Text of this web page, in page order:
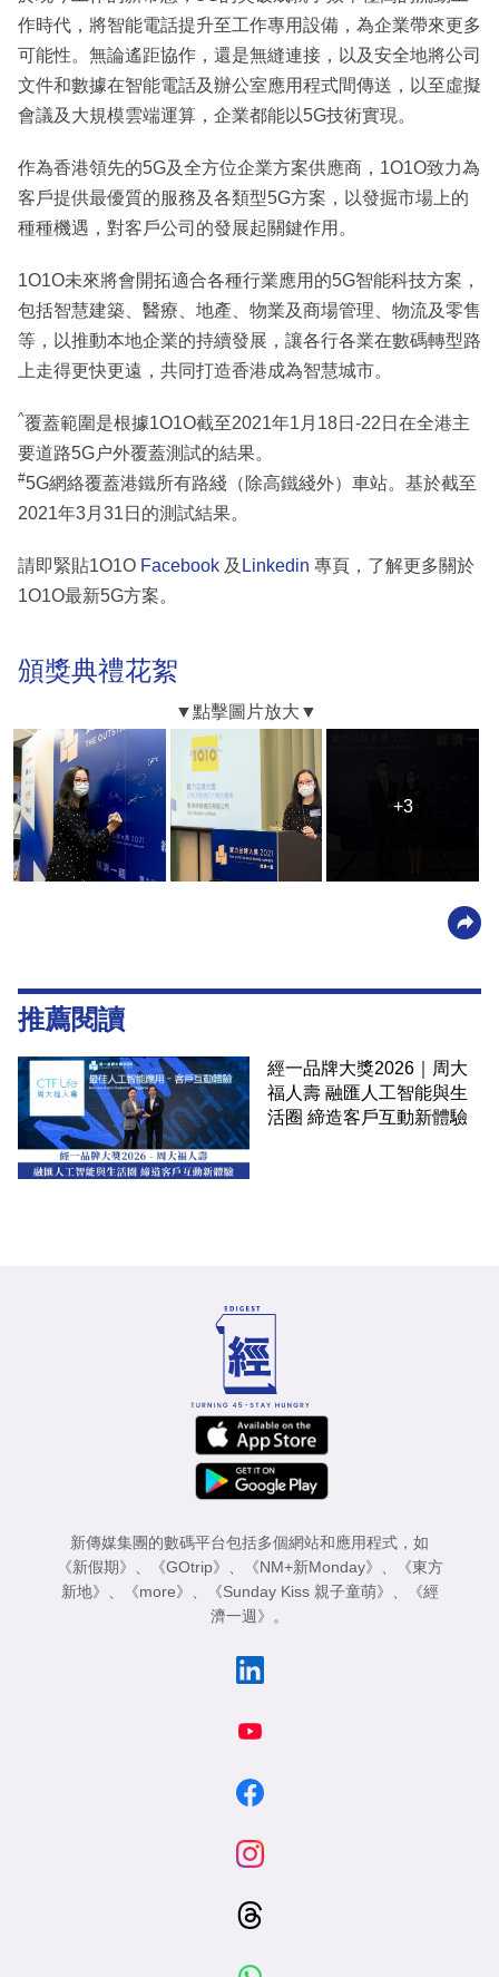
作時代，將智能電話提升至工作專用設備，為企業帶來更多
可能性。無論遙距協作，還是無縫連接，以及安全地將公司
文件和數據在智能電話及辦公室應用程式間傳送，以至虛擬
會議及大規模雲端運算，企業都能以5G技術實現。
作為香港領先的5G及全方位企業方案供應商，1O1O致力為
客戶提供最優質的服務及各類型5G方案，以發掘市場上的
種種機遇，對客戶公司的發展起關鍵作用。
1O1O未來將會開拓適合各種行業應用的5G智能科技方案，
包括智慧建築、醫療、地產、物業及商場管理、物流及零售
等，以推動本地企業的持續發展，讓各行各業在數碼轉型路
上走得更快更遠，共同打造香港成為智慧城市。
^覆蓋範圍是根據1O1O截至2021年1月18日-22日在全港主
要道路5G户外覆蓋測試的結果。
#5G網絡覆蓋港鐵所有路綫（除高鐵綫外）車站。基於截至
2021年3月31日的測試結果。
請即緊貼1O1O Facebook 及 Linkedin 專頁，了解更多關於
1O1O最新5G方案。
頒獎典禮花絮
+3
+3
推薦閱讀
經一品牌大獎2026｜周大
福人壽 融匯人工智能與生
活圈 締造客戶互動新體驗
新傳媒集團的數碼平台包括多個網站和應用程式，如
《新假期》 、 《GOtrip》 、 《NM+新Monday》 、
《東方
新地》 、 《more》 、 《Sunday Kiss 親子童萌》 、
《經
濟一週》 。